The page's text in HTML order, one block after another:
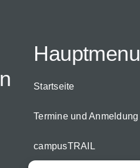
Hauptmenu
Startseite
Termine und Anmeldung
campusTRAIL